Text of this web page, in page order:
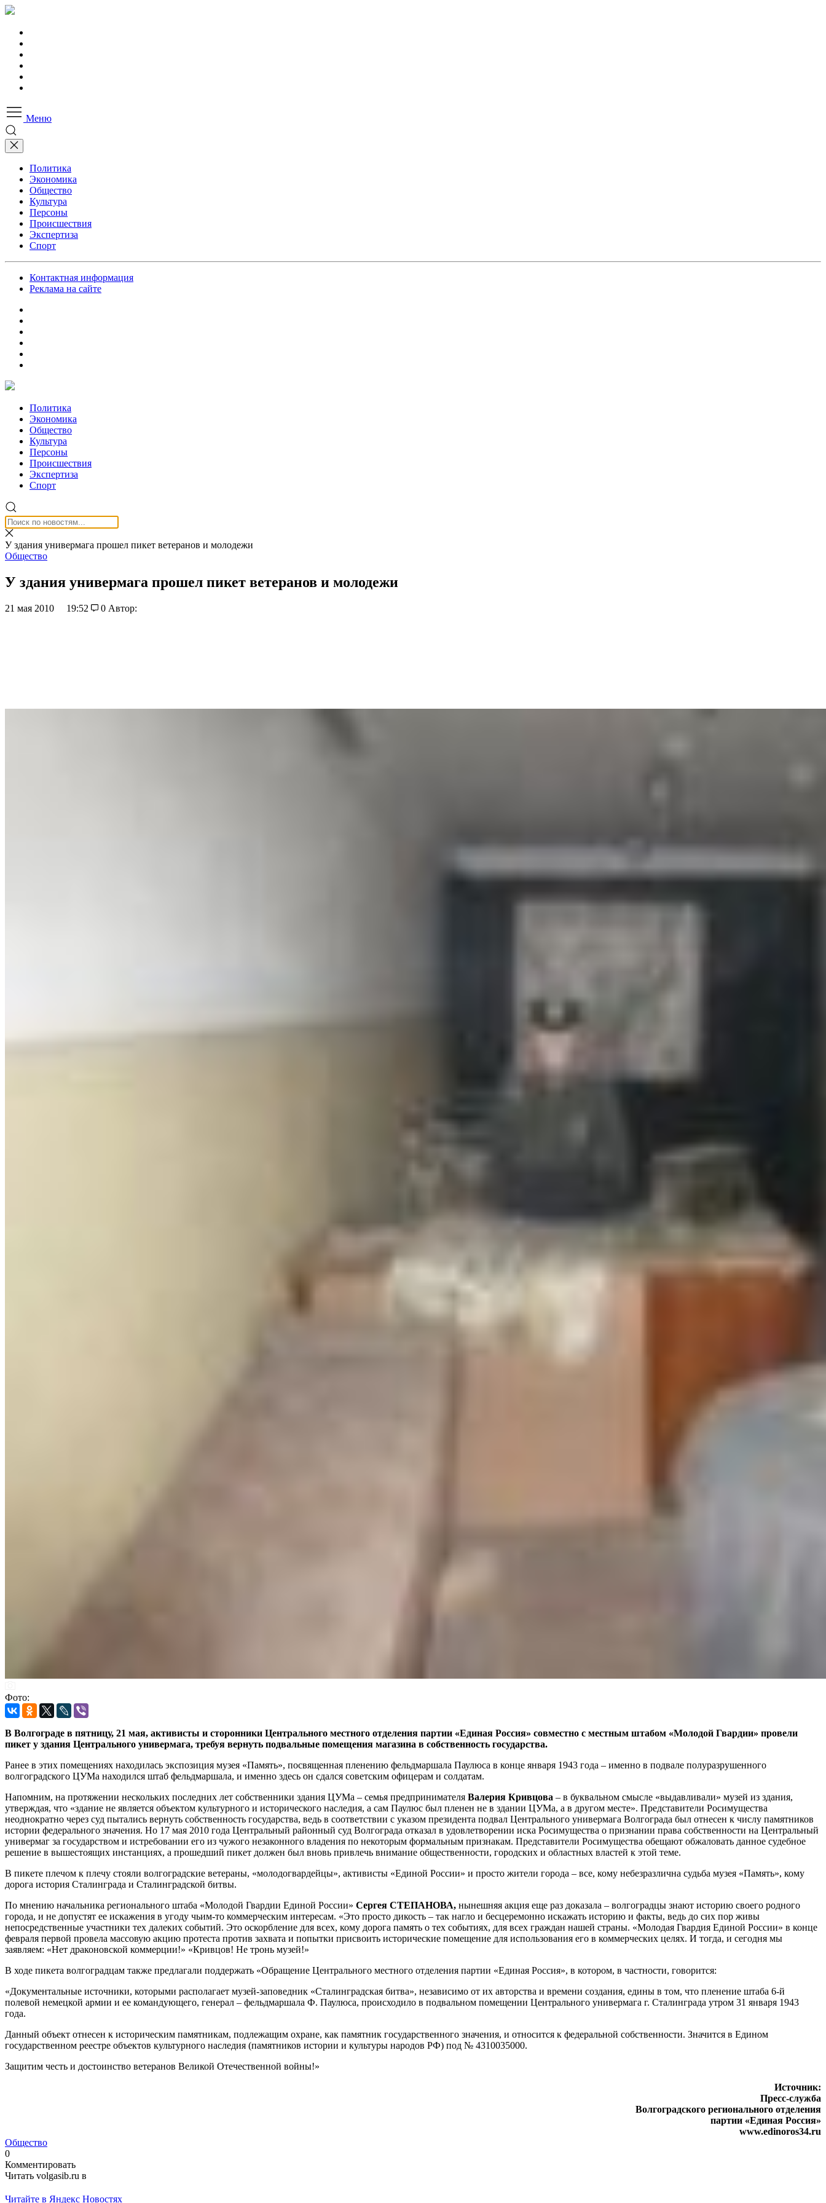
Меню
Политика
Экономика
Общество
Культура
Персоны
Происшествия
Экспертиза
Спорт
Контактная информация
Реклама на сайте
Политика
Экономика
Общество
Культура
Персоны
Происшествия
Экспертиза
Спорт
У здания универмага прошел пикет ветеранов и молодежи
Общество
У здания универмага прошел пикет ветеранов и молодежи
21 мая 2010 19:52 0 Автор:
Фото:
В Волгограде в пятницу, 21 мая, активисты и сторонники Центрального местного отделения партии «Единая Россия» совместно с местным штабом «Молодой Гвардии» провели
пикет у здания Центрального универмага, требуя вернуть подвальные помещения магазина в собственность государства.
Ранее в этих помещениях находилась экспозиция музея «Память», посвященная пленению фельдмаршала Паулюса в конце января 1943 года – именно в подвале полуразрушенного
волгоградского ЦУМа находился штаб фельдмаршала, и именно здесь он сдался советским офицерам и солдатам.
Напомним, на протяжении нескольких последних лет собственники здания ЦУМа – семья предпринимателя Валерия Кривцова – в буквальном смысле «выдавливали» музей из здания,
утверждая, что «здание не является объектом культурного и исторического наследия, а сам Паулюс был пленен не в здании ЦУМа, а в другом месте». Представители Росимущества
неоднократно через суд пытались вернуть собственность государства, ведь в соответствии с указом президента подвал Центрального универмага Волгограда был отнесен к числу памятников
истории федерального значения. Но 17 мая 2010 года Центральный районный суд Волгограда отказал в удовлетворении иска Росимущества о признании права собственности на Центральный
универмаг за государством и истребовании его из чужого незаконного владения по некоторым формальным признакам. Представители Росимущества обещают обжаловать данное судебное
решение в вышестоящих инстанциях, а прошедший пикет должен был вновь привлечь внимание общественности, городских и областных властей к этой теме.
В пикете плечом к плечу стояли волгоградские ветераны, «молодогвардейцы», активисты «Единой России» и просто жители города – все, кому небезразлична судьба музея «Память», кому
дорога история Сталинграда и Сталинградской битвы.
По мнению начальника регионального штаба «Молодой Гвардии Единой России» Сергея СТЕПАНОВА, нынешняя акция еще раз доказала – волгоградцы знают историю своего родного
города, и не допустят ее искажения в угоду чьим-то коммерческим интересам. «Это просто дикость – так нагло и бесцеремонно искажать историю и факты, ведь до сих пор живы
непосредственные участники тех далеких событий. Это оскорбление для всех, кому дорога память о тех событиях, для всех граждан нашей страны. «Молодая Гвардия Единой России» в конце
февраля первой провела массовую акцию протеста против захвата и попытки присвоить исторические помещение для использования его в коммерческих целях. И тогда, и сегодня мы
заявляем: «Нет драконовской коммерции!» «Кривцов! Не тронь музей!»
В ходе пикета волгоградцам также предлагали поддержать «Обращение Центрального местного отделения партии «Единая Россия», в котором, в частности, говорится:
«Документальные источники, которыми располагает музей-заповедник «Сталинградская битва», независимо от их авторства и времени создания, едины в том, что пленение штаба 6-й
полевой немецкой армии и ее командующего, генерал – фельдмаршала Ф. Паулюса, происходило в подвальном помещении Центрального универмага г. Сталинграда утром 31 января 1943
года.
Данный объект отнесен к историческим памятникам, подлежащим охране, как памятник государственного значения, и относится к федеральной собственности. Значится в Едином
государственном реестре объектов культурного наследия (памятников истории и культуры народов РФ) под № 4310035000.
Защитим честь и достоинство ветеранов Великой Отечественной войны!»
Источник:
Пресс-служба
Волгоградского регионального отделения
партии «Единая Россия»
www.edinoros34.ru
Общество
0
Комментировать
Читать volgasib.ru в
Читайте в Яндекс Новостях